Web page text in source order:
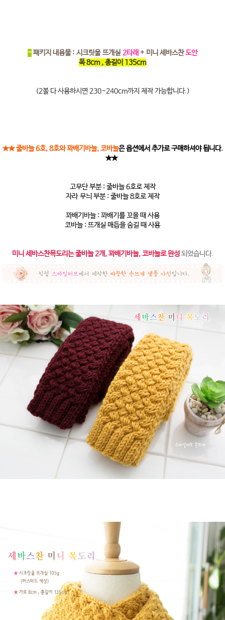
-패키지 내용물 : 시크릿울 뜨개실 2타래 + 미니 세바스찬도안
폭 8cm , 총길이 135cm
(2볼 다 사용하시면 230~240cm까지 제작 가능합니다.)
★★ 줄바늘 6호, 8호와 꽈배기바늘, 코바늘은 옵션에서 추가로 구매하셔야 됩니다.
★★
고무단 부분 : 줄바늘 6호로 제작
자라 무늬 부분 : 줄바늘 8호로 제작
꽈배기바늘 : 꽈배기를 꼬을 때 사용
코바늘 : 뜨개실 매듭을 숨길 때 사용
미니 세바스찬목도리는 줄바늘 2개, 꽈배기바늘, 코바늘로 완성 되었습니다.